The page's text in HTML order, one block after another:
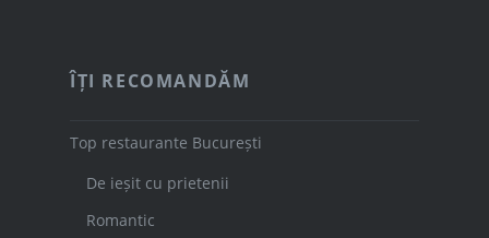
ÎȚI RECOMANDĂM
Top restaurante București
De ieșit cu prietenii
Romantic